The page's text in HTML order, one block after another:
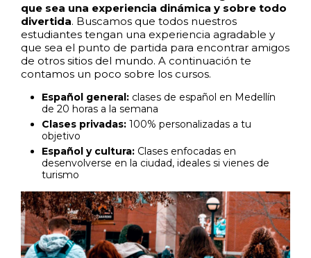
que sea una experiencia dinámica y sobre todo
divertida. Buscamos que todos nuestros
estudiantes tengan una experiencia agradable y
que sea el punto de partida para encontrar amigos
de otros sitios del mundo. A continuación te
contamos un poco sobre los cursos.
Español general: clases de español en Medellín
de 20 horas a la semana
Clases privadas: 100% personalizadas a tu
objetivo
Español y cultura: Clases enfocadas en
desenvolverse en la ciudad, ideales si vienes de
turismo